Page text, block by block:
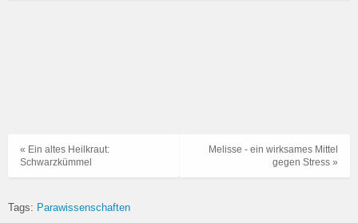
Melisse - ein wirksames Mittel
gegen Stress »
« Ein altes Heilkraut:
Schwarzkümmel
Tags: Parawissenschaften